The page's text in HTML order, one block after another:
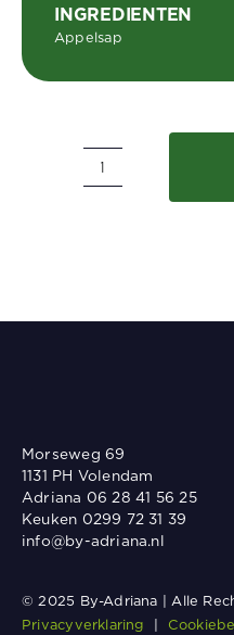
INGREDIENTEN
Appelsap
Appelsap
Morseweg 69
1131 PH Volendam
Adriana 06 28 41 56 25
Keuken 0299 72 31 39
info@by-adriana.nl
© 2025 By-Adriana | Alle
Privacyverklaring |